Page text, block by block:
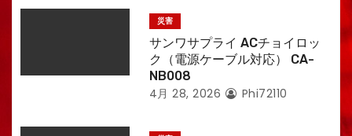
災害
サンワサプライ ACチョイロッ
ク（電源ケーブル対応） CA-
NB008
4月 28, 2026 Phi72110